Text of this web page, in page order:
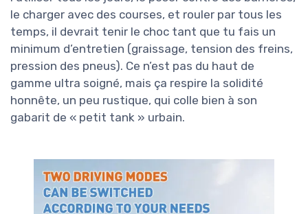
le charger avec des courses, et rouler par tous les
temps, il devrait tenir le choc tant que tu fais un
minimum d’entretien (graissage, tension des freins,
pression des pneus). Ce n’est pas du haut de
gamme ultra soigné, mais ça respire la solidité
honnête, un peu rustique, qui colle bien à son
gabarit de « petit tank » urbain.